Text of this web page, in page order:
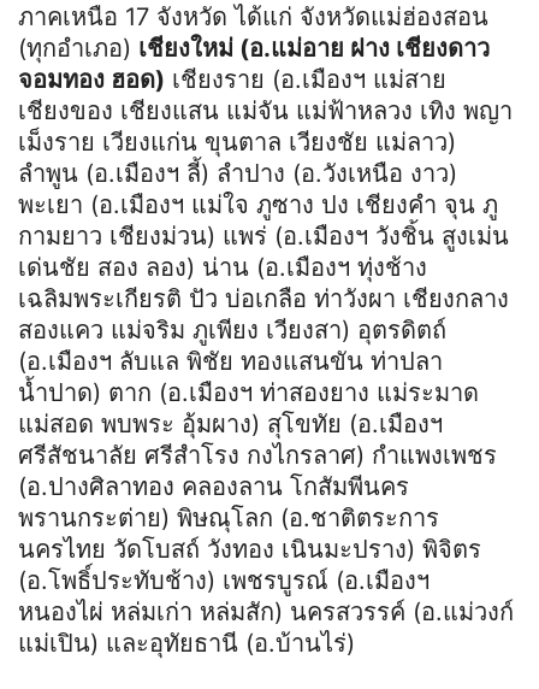
ภาคเหนือ 17 จังหวัด ได้แก่ จังหวัดแม่ฮ่องสอน
(ทุกอำเภอ) เชียงใหม่ (อ.แม่อาย ฝาง เชียงดาว
จอมทอง ฮอด) เชียงราย (อ.เมืองฯ แม่สาย
เชียงของ เชียงแสน แม่จัน แม่ฟ้าหลวง เทิง พญา
เม็งราย เวียงแก่น ขุนตาล เวียงชัย แม่ลาว)
ลำพูน (อ.เมืองฯ ลี้) ลำปาง (อ.วังเหนือ งาว)
พะเยา (อ.เมืองฯ แม่ใจ ภูซาง ปง เชียงคำ จุน ภู
กามยาว เชียงม่วน) แพร่ (อ.เมืองฯ วังชิ้น สูงเม่น
เด่นชัย สอง ลอง) น่าน (อ.เมืองฯ ทุ่งช้าง
เฉลิมพระเกียรติ ปัว บ่อเกลือ ท่าวังผา เชียงกลาง
สองแคว แม่จริม ภูเพียง เวียงสา) อุตรดิตถ์
(อ.เมืองฯ ลับแล พิชัย ทองแสนขัน ท่าปลา
น้ำปาด) ตาก (อ.เมืองฯ ท่าสองยาง แม่ระมาด
แม่สอด พบพระ อุ้มผาง) สุโขทัย (อ.เมืองฯ
ศรีสัชนาลัย ศรีสำโรง กงไกรลาศ) กำแพงเพชร
(อ.ปางศิลาทอง คลองลาน โกสัมพีนคร
พรานกระต่าย) พิษณุโลก (อ.ชาติตระการ
นครไทย วัดโบสถ์ วังทอง เนินมะปราง) พิจิตร
(อ.โพธิ์ประทับช้าง) เพชรบูรณ์ (อ.เมืองฯ
หนองไผ่ หล่มเก่า หล่มสัก) นครสวรรค์ (อ.แม่วงก์
แม่เปิน) และอุทัยธานี (อ.บ้านไร่)